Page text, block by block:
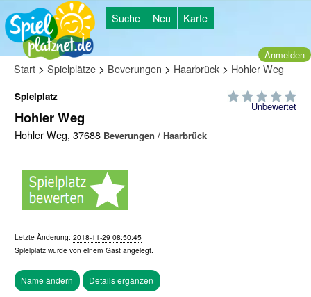
Suche Neu Karte
Anmelden
Start > Spielplätze > Beverungen > Haarbrück > Hohler Weg
Unbewertet
Spielplatz
Hohler Weg
Hohler Weg, 37688 Beverungen / Haarbrück
Letzte Änderung: 2018-11-29 08:50:45
Spielplatz wurde von einem Gast angelegt.